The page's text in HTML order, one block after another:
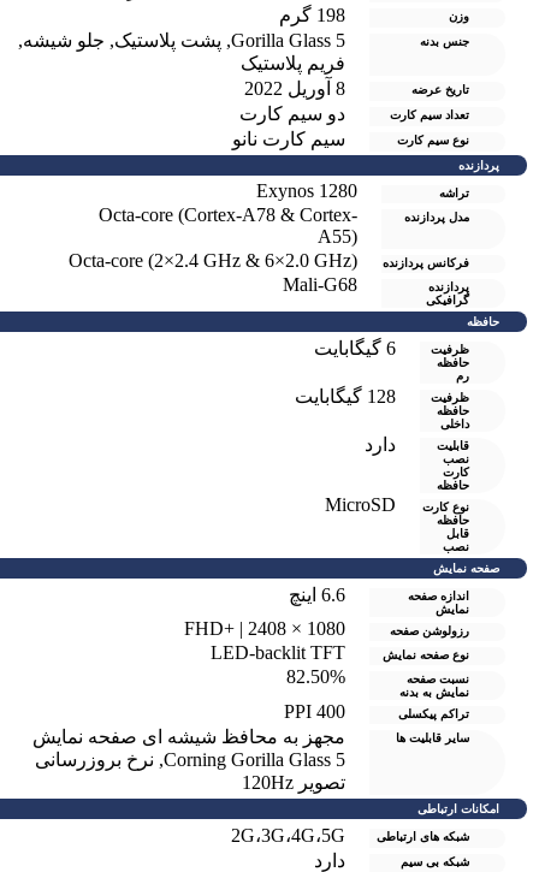
وزن 198 گرم
جنس بدنه Gorilla Glass 5
,پشت پلاستیک,جلو شیشه,
فریم پلاستیک
تاریخ عرضه
تعداد سیم کارت دو سيم کارت
نوع سیم کارت سیم کارت نانو
پردازنده
تراشه Exynos 1280
مدل پردازنده
Octa-core (Cortex-A78 & Cortex-
A55)
فرکانس پردازنده Octa-core (2×2.4 GHz & 6×2.0 GHz)
پردازنده
گرافیکی
Mali-G68
حافظه
ظرفیت
حافظه
رم
ظرفیت
حافظه
داخلی
128 گیگابایت
قابلیت
نصب
کارت
حافظه
دارد
نوع کارت
حافظه
قابل
نصب
MicroSD
صفحه نمایش
اندازه صفحه
نمایش
6.6 اینچ
رزولوشن صفحه 1080 × 2408 | +FHD
نوع صفحه نمایش LED-backlit TFT
نسبت صفحه
نمایش به بدنه
82.50%
تراکم پیکسلی 400 PPI
سایر قابلیت ها
مجهز به محافظ شیشه ای صفحه نمایش
Corning Gorilla Glass 5
,نرخ بروزرسانی
تصویر 120Hz
امکانات ارتباطی
شبکه های ارتباطی 2G،3G،4G،5G
شبکه بی سیم دارد